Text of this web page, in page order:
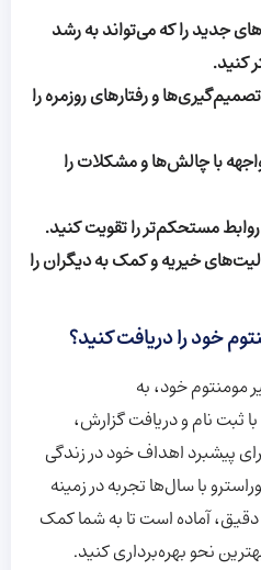
جدید را که می‌تواند به رشد
کنید.
و رفتارهای روزمره را
با چالش‌ها و مشکلات را
روابط مستحکم‌تر را تقویت کنید.
خیریه و کمک به دیگران را
خود را دریافت کنید؟
مومنتوم خود، به
ثبت نام و دریافت گزارش،
پیشبرد اهداف خود در زندگی
با سال‌ها تجربه در زمینه
آماده است تا به شما کمک
نحو بهره‌برداری کنید.